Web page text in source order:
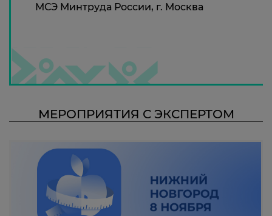
МСЭ Минтруда России, г. Москва
МЕРОПРИЯТИЯ С ЭКСПЕРТОМ